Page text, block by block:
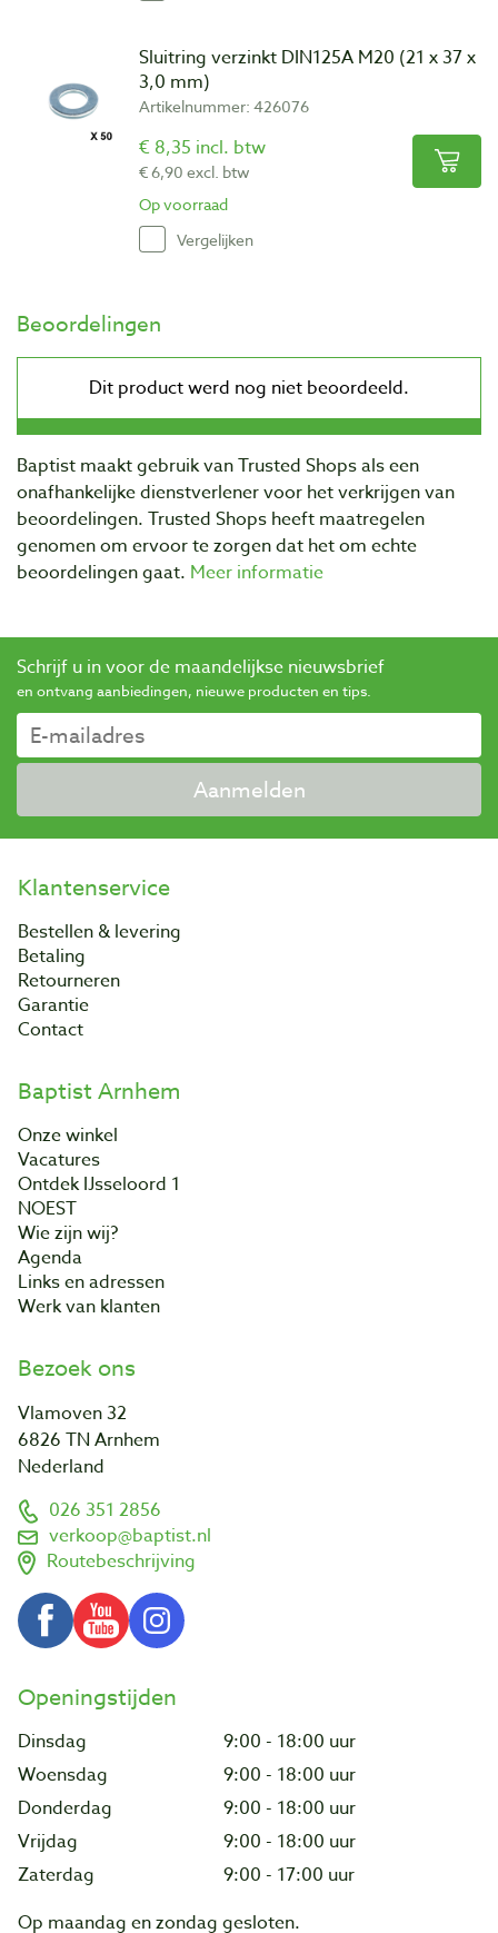
Sluitring verzinkt DIN125A M20 (21 x 37 x
3,0 mm)
Artikelnummer: 426076
€ 8,35 incl. btw
€ 6,90 excl. btw
Op voorraad
Vergelijken
Beoordelingen
Baptist maakt gebruik van Trusted Shops als een
onafhankelijke dienstverlener voor het verkrijgen van
beoordelingen. Trusted Shops heeft maatregelen
genomen om ervoor te zorgen dat het om echte
beoordelingen gaat. Meer informatie
Schrijf u in voor de maandelijkse nieuwsbrief
en ontvang aanbiedingen, nieuwe producten en tips.
Aanmelden
Klantenservice
Bestellen & levering
Betaling
Retourneren
Garantie
Contact
Baptist Arnhem
Onze winkel
Vacatures
Ontdek IJsseloord 1
NOEST
Wie zijn wij?
Agenda
Links en adressen
Werk van klanten
Bezoek ons
Vlamoven 32
6826 TN Arnhem
Nederland
026 351 2856
verkoop@baptist.nl
Routebeschrijving
Openingstijden
Dinsdag
9:00 - 18:00 uur
Woensdag
9:00 - 18:00 uur
Donderdag
9:00 - 18:00 uur
Vrijdag
9:00 - 18:00 uur
Zaterdag
9:00 - 17:00 uur
Op maandag en zondag gesloten.